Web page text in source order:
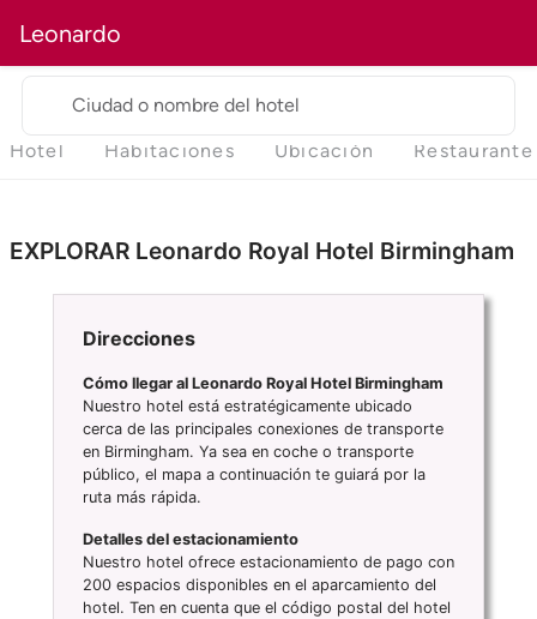
Leonardo
Ciudad o nombre del hotel
Hotel Habitaciones Ubicación Restaurante
EXPLORAR Leonardo Royal Hotel Birmingham
Direcciones
Cómo llegar al Leonardo Royal Hotel Birmingham
Nuestro hotel está estratégicamente ubicado
cerca de las principales conexiones de transporte
en Birmingham. Ya sea en coche o transporte
público, el mapa a continuación te guiará por la
ruta más rápida.
Detalles del estacionamiento
Nuestro hotel ofrece estacionamiento de pago con
200 espacios disponibles en el aparcamiento del
hotel. Ten en cuenta que el código postal del hotel